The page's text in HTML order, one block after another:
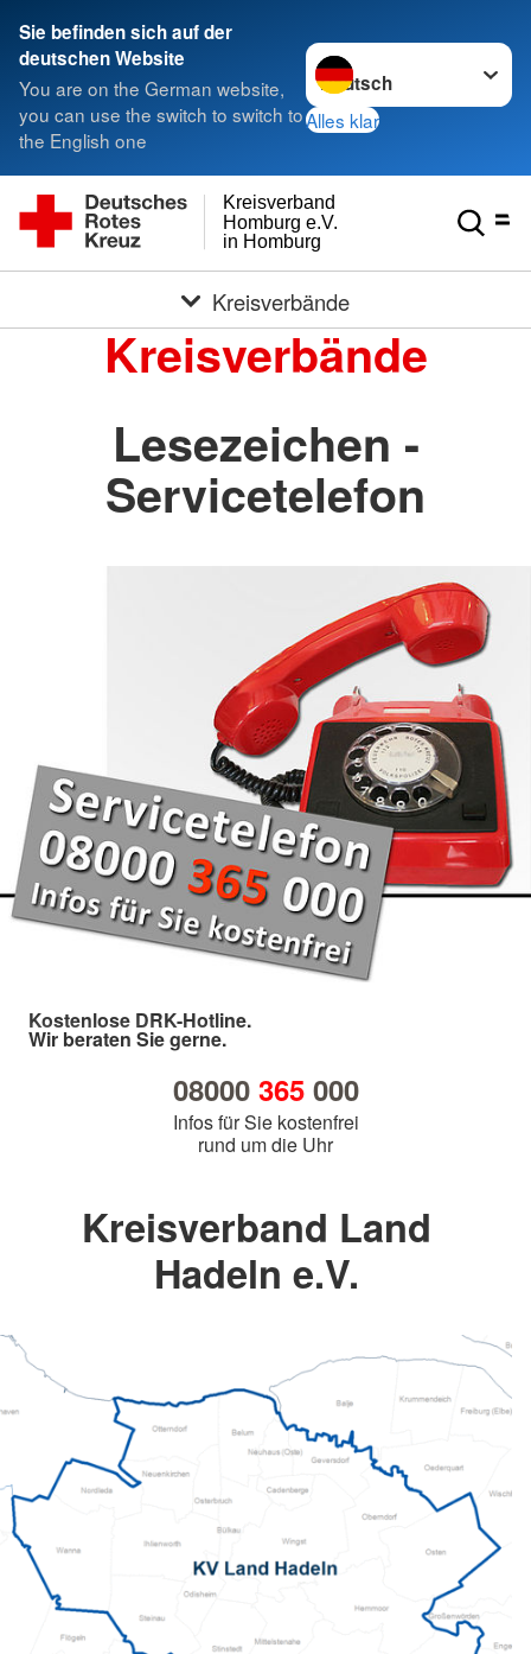
Sie befinden sich auf der
deutschen Website
You are on the German website,
you can use the switch to switch to
the English one
Sprache wechseln zu
Alles klar
in Homburg
Homburg e.V.
Kreisverband
Kreisverbände
Kreisverbände
Lesezeichen -
Servicetelefon
Kostenlose DRK-Hotline.
Wir beraten Sie gerne.
08000 365000
Infos für Sie kostenfrei
rund um die Uhr
Kreisverband Land
Hadeln e.V.